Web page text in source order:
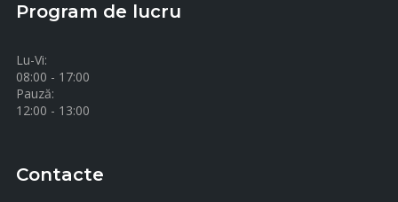
Program de lucru
Lu-Vi:
08:00 - 17:00
Pauză:
12:00 - 13:00
Contacte